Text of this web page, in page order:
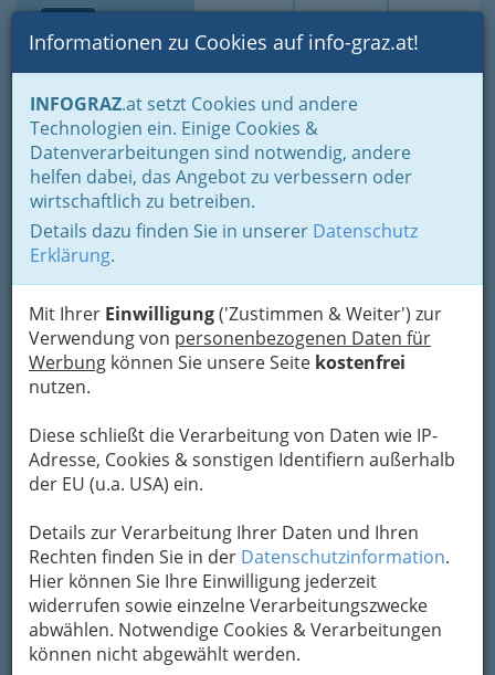
Suche Login Toggle
Informationen zu Cookies auf info-graz.at!
INFOGRAZ.at setzt Cookies und andere
Technologien ein. Einige Cookies &
Datenverarbeitungen sind notwendig, andere
helfen dabei, das Angebot zu verbessern oder
wirtschaftlich zu betreiben.
Details dazu finden Sie in unserer Datenschutz
Erklärung.
Mit Ihrer Einwilligung('Zustimmen & Weiter') zur
Verwendung von personenbezogenen Daten für
Werbung können Sie unsere Seite kostenfrei
nutzen.
Diese schließt die Verarbeitung von Daten wie IP-
Adresse, Cookies & sonstigen Identifiern außerhalb
der EU (u.a. USA) ein.
Details zur Verarbeitung Ihrer Daten und Ihren
Rechten finden Sie in der Datenschutzinformation.
Hier können Sie Ihre Einwilligung jederzeit
widerrufen sowie einzelne Verarbeitungszwecke
abwählen. Notwendige Cookies & Verarbeitungen
können nicht abgewählt werden.
Home Branchen
Einkaufen & Schenken - der Handel
Handel in Graz
Dinge des täglichen Lebens
Eisen- und Hartwaren
Werkzeughandel
Werkzeughandel
Sie sind ein Heimwerker oder sogar stolzer Manager einer
diesem Grund gibt es auch viele Werkzeughändler bzw.
Werkzeugläden in Graz.
Bezirksauswahl
1
ÖAG AG
+43 5 0406-7606
+43 1 76060-390
E-Mail
Karte & Routenplaner
Eintrag ändern
Kategorien